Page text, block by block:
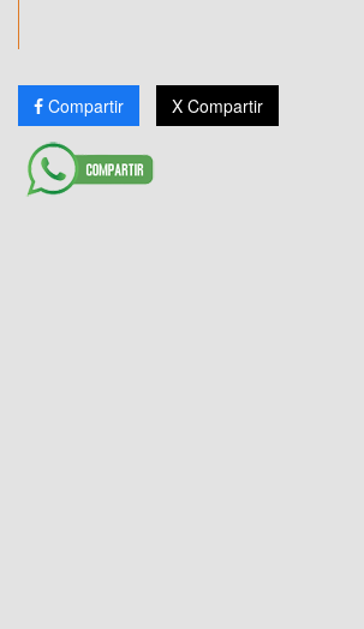
Compartir X Compartir